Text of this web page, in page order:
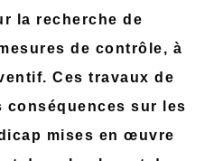
la recherche de
de contrôle, à
Ces travaux de
conséquences sur les
mises en œuvre